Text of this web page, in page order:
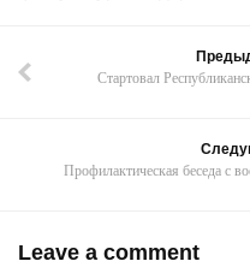
Стартовал
Профилактическая беседа
Leave a comment